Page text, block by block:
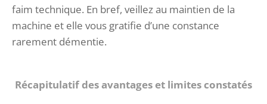
faim technique. En bref, veillez au maintien de la
machine et elle vous gratifie d’une constance
rarement démentie.
Récapitulatif des avantages et limites constatés